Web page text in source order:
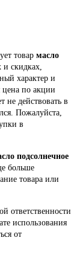
товар масло
скидках,
характер и
цена по акции
не действовать в
Пожалуйста,
в
подсолнечное
больше
товара или
ответственности
использования
от